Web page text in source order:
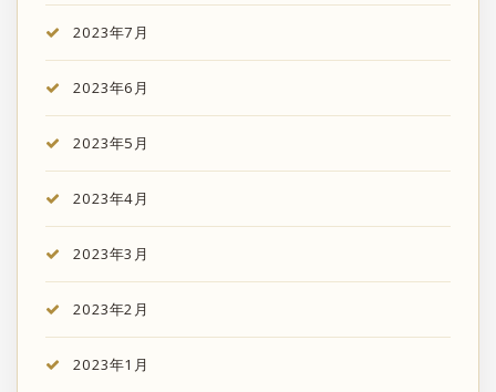
2023年7月
2023年6月
2023年5月
2023年4月
2023年3月
2023年2月
2023年1月